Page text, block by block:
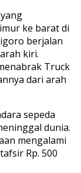
ke barat di
berjalan
kiri.
Truck
dari arah
sepeda
dunia.
mengalami
Rp. 500